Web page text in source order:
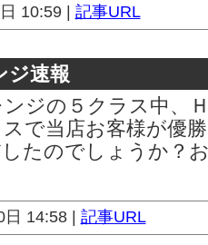
10:59 | 記事URL
ジ速報
ジの５クラス中、
で当店お客様が優
たのでしょうか？
14:58 | 記事URL